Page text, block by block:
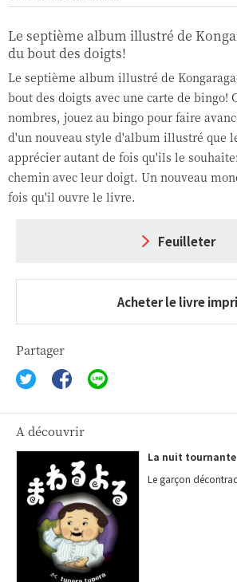
Le septième album illustré de
du bout des doigts!
Le septième album illustré de
bout des doigts avec une carte de bingo!
nombres, jouez au bingo pour faire
d'un nouveau style d'album illustré que
apprécier autant de fois qu'ils le
chemin avec leur doigt. Un nouveau
fois qu'il ouvre le livre.
Feuilleter
Acheter le livre
Partager
A découvrir
La nuit tournante
Le garçon